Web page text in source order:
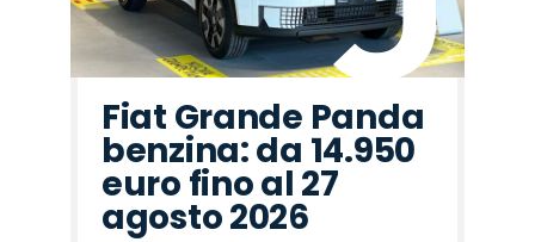
Fiat Grande Panda
benzina: da 14.950
euro fino al 27
agosto 2026